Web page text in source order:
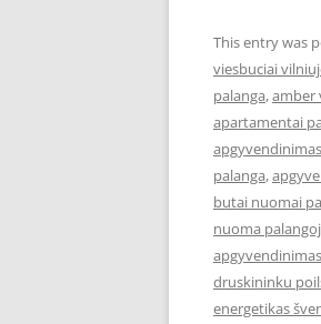
This entry was
viesbuciai
palanga,amber
apartamentai
palanga,
butai nuomai
nuoma
apgyvendinimas
druskininku
energetikas